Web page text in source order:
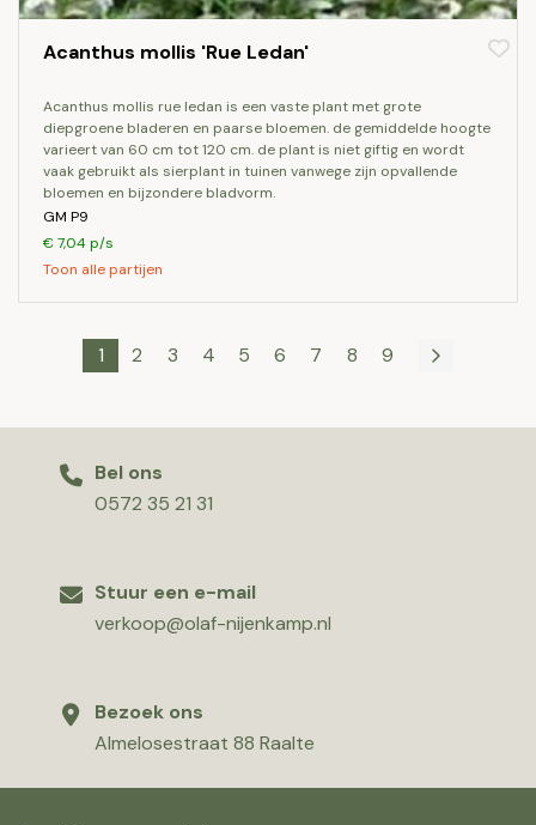
Acanthus mollis 'Rue Ledan'
acanthus mollis rue ledan is een vaste plant met grote
diepgroene bladeren en paarse bloemen. de gemiddelde hoogte
varieert van 60 cm tot 120 cm. de plant is niet giftig en wordt
vaak gebruikt als sierplant in tuinen vanwege zijn opvallende
bloemen en bijzondere bladvorm.
GM P9
€ 7,04 p/s
Toon alle partijen
1 2 3 4 5 6 7 8 9
Bel ons
0572 35 21 31
Stuur een e-mail
verkoop@olaf-nijenkamp.nl
Bezoek ons
Almelosestraat 88 Raalte